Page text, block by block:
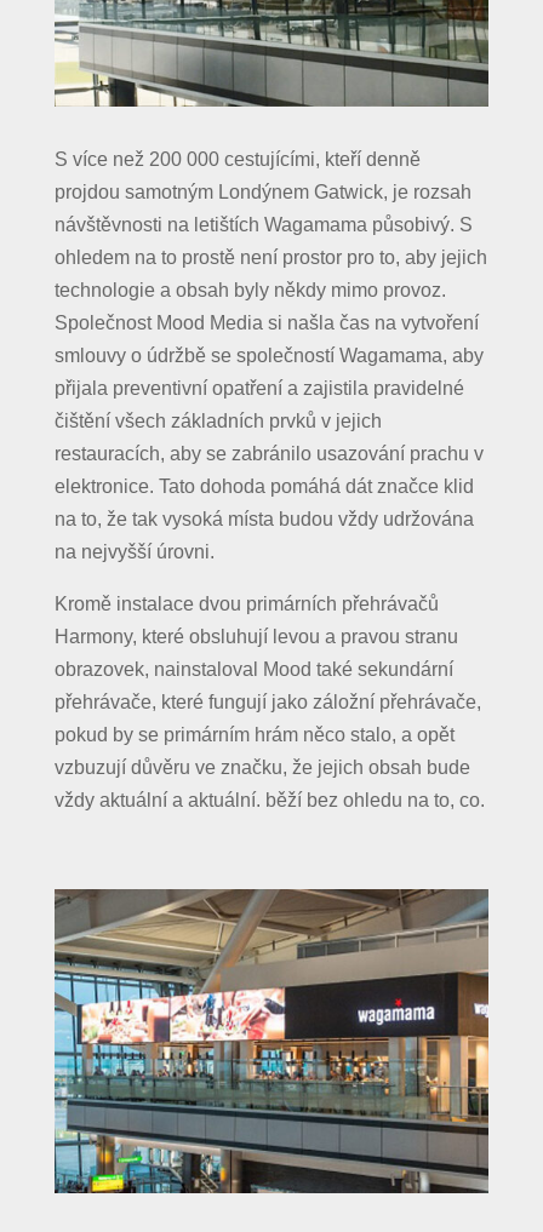
S více než 200 000 cestujícími, kteří denně
projdou samotným Londýnem Gatwick, je rozsah
návštěvnosti na letištích Wagamama působivý. S
ohledem na to prostě není prostor pro to, aby jejich
technologie a obsah byly někdy mimo provoz.
Společnost Mood Media si našla čas na vytvoření
smlouvy o údržbě se společností Wagamama, aby
přijala preventivní opatření a zajistila pravidelné
čištění všech základních prvků v jejich
restauracích, aby se zabránilo usazování prachu v
elektronice. Tato dohoda pomáhá dát značce klid
na to, že tak vysoká místa budou vždy udržována
na nejvyšší úrovni.
Kromě instalace dvou primárních přehrávačů
Harmony, které obsluhují levou a pravou stranu
obrazovek, nainstaloval Mood také sekundární
přehrávače, které fungují jako záložní přehrávače,
pokud by se primárním hrám něco stalo, a opět
vzbuzují důvěru ve značku, že jejich obsah bude
vždy aktuální a aktuální. běží bez ohledu na to, co.